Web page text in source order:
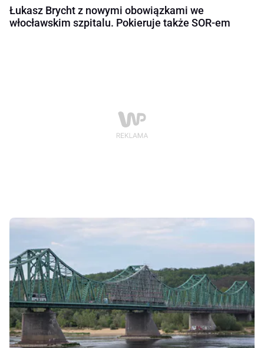
Łukasz Brycht z nowymi obowiązkami we
włocławskim szpitalu. Pokieruje także SOR-em